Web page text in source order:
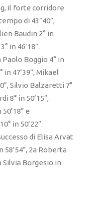
il forte corridore
di 43”40”,
Baudin 2° in
in 46’18”.
Boggio 4° in
in 47’39”, Mikael
Silvio Balzaretti 7°
8° in 50’15”,
e
in 50’22”.
di Elisa Arvat
2a Roberta
Silvia Borgesio in